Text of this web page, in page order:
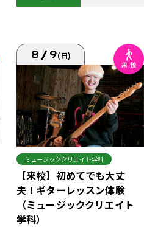
8/9(日)
ミュージッククリエイト学科
【来校】初めてでも大丈
夫！ギターレッスン体験
（ミュージッククリエイト
学科）